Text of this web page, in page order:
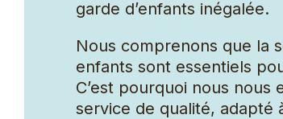
Concierge
garde d’enfants inégalée.
Nous comprenons que la
enfants sont essentiels
C’est pourquoi nous nous
service de qualité, adapté